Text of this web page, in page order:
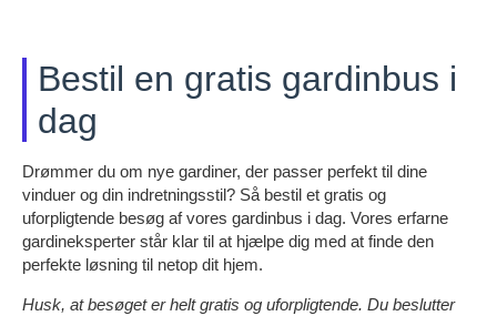
Bestil en gratis gardinbus i
dag
Drømmer du om nye gardiner, der passer perfekt til dine
vinduer og din indretningsstil? Så bestil et gratis og
uforpligtende besøg af vores gardinbus i dag. Vores erfarne
gardineksperter står klar til at hjælpe dig med at finde den
perfekte løsning til netop dit hjem.
Husk, at besøget er helt gratis og uforpligtende. Du beslutter